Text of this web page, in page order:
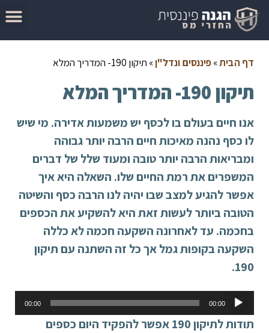
דף הבית»פיננסים ונדל"ן» תיקון 190- המדריך המלא
תיקון 190- המדריך המלא
אנו חיים בעולם בו לכסף יש משמעות אדירה. מי שיש
לו כסף נהנה מאיכות חיים הרבה יותר גבוהה
ומבריאות הרבה יותר טובה ומעוד שלל של דברים
המשפרים את רמת החיים שלו. השאלה היא איך
אפשר להגיע למצב שבו יהיה לנו הרבה כסף והשיטה
הטובה ביותר לעשות זאת היא להשקיע את הכספים
בחכמה. עד לאחרונה השקעה חכמה לא כללה
השקעה בקופות גמל אך כל זה השתנה עם תיקון
190
.
אודיו
00:00
00:00
תודות לתיקון 190 אפשר להפקיד היום כספים